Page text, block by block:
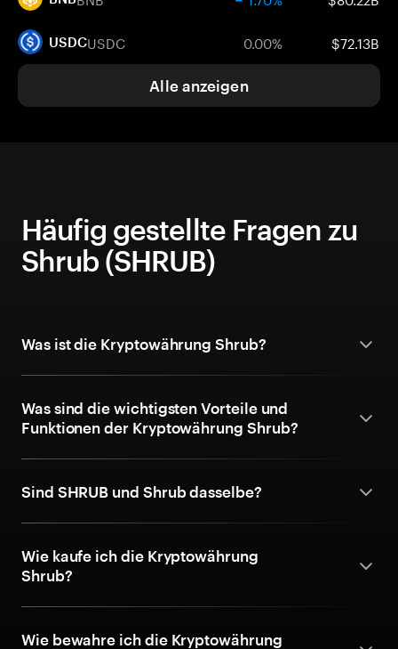
USDCUSDC 0.00% $72.13B
Alle anzeigen
Häufig gestellte Fragen zu
Shrub (SHRUB)
Was ist die Kryptowährung Shrub?
Was sind die wichtigsten Vorteile und
Funktionen der Kryptowährung Shrub?
Sind SHRUB und Shrub dasselbe?
Wie kaufe ich die Kryptowährung
Shrub?
Wie bewahre ich die Kryptowährung